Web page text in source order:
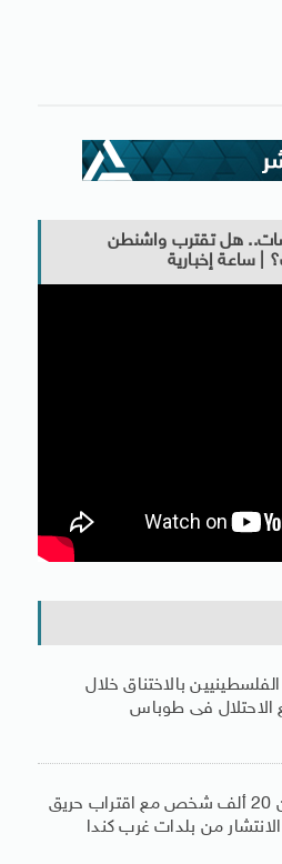
هل تقترب واشنطن
| ساعة إخبارية
بالاختناق خلال
الاحتلال فى طوباس
إجلاء أكثر من 20 ألف شخص مع اقتراب حريق
من بلدات غرب كندا